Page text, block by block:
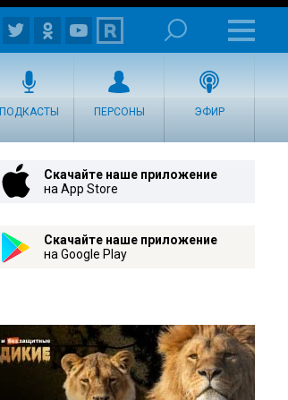
ПОДКАСТЫ ПЕРСОНЫ ЭФИР
Скачайте наше приложение
на App Store
Скачайте наше приложение
на Google Play